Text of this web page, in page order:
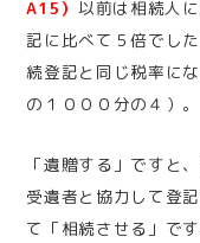
A15） 以前は相続人
記に比べて５倍でし
続登記と同じ税率に
の１０００分の４）。
「遺贈する」ですと
受遺者と協力して登
て「相続させる」で